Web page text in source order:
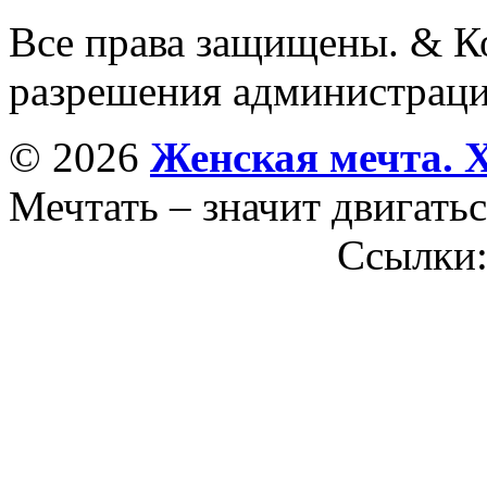
Все права защищены. &
разрешения
© 2026 Женская мечта.
Мечтать – значит